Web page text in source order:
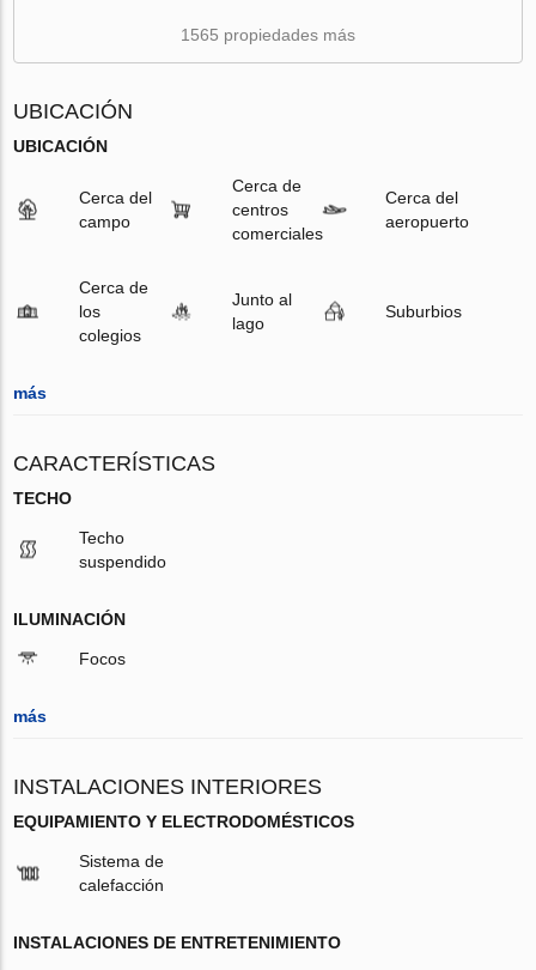
1565 propiedades más
UBICACIÓN
UBICACIÓN
Cerca del
campo
Cerca de
centros
comerciales
Cerca del
aeropuerto
Cerca de
los
colegios
Junto al
lago
Suburbios
más
CARACTERÍSTICAS
TECHO
Techo
suspendido
ILUMINACIÓN
Focos
más
INSTALACIONES INTERIORES
EQUIPAMIENTO Y ELECTRODOMÉSTICOS
Sistema de
calefacción
INSTALACIONES DE ENTRETENIMIENTO